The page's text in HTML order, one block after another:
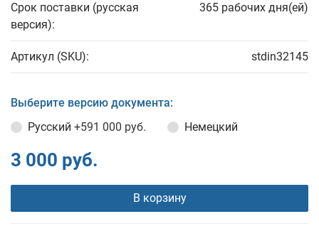
Срок поставки (русская
версия):
365 рабочих дня(ей)
Артикул (SKU): stdin32145
Выберите версию документа:
Русский +591 000 руб. Немецкий
3 000 руб.
В корзину